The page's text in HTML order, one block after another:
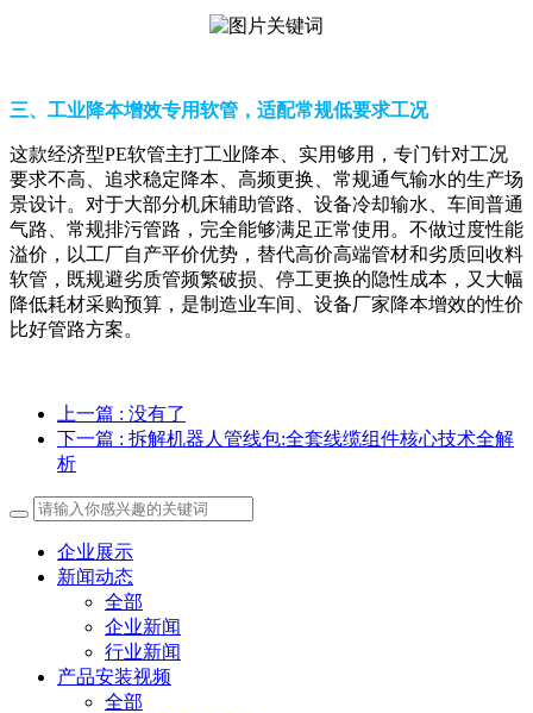
三、工业降本增效专用软管，适配常规低要求工况
这款经济型PE软管主打工业降本、实用够用，专门针对工况
要求不高、追求稳定降本、高频更换、常规通气输水的生产场
景设计。对于大部分机床辅助管路、设备冷却输水、车间普通
气路、常规排污管路，完全能够满足正常使用。不做过度性能
溢价，以工厂自产平价优势，替代高价高端管材和劣质回收料
软管，既规避劣质管频繁破损、停工更换的隐性成本，又大幅
降低耗材采购预算，是制造业车间、设备厂家降本增效的性价
比好管路方案。
上一篇 : 没有了
下一篇 : 拆解机器人管线包:全套线缆组件核心技术全解
析
企业展示
新闻动态
全部
企业新闻
行业新闻
产品安装视频
全部